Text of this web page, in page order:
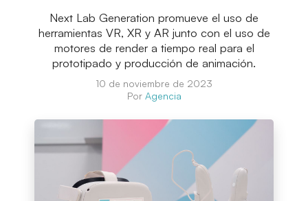
Next Lab Generation promueve el uso de
herramientas VR, XR y AR junto con el uso de
motores de render a tiempo real para el
prototipado y producción de animación.
10 de noviembre de 2023
Por Agencia